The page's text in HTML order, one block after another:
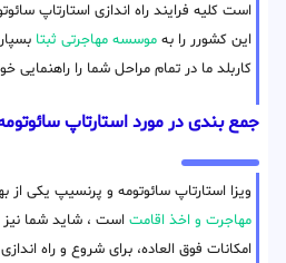
است کلیه فرایند راه اندازی استارتاپ
این کشورر را به موسسه مهاجرتی ثبتا
کاربلد ما در تمام مراحل شما را راهنمایی
جمع بندی در مورد استارتاپ
ویزا استارتاپ سائوتومه و پرنسیپ یکی از
مهاجرت و اخذ اقامت است ، شاید شما نیز
امکانات فوق العاده، برای شروع و راه